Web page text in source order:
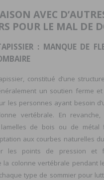
AVEC
POUR LE MAL DE
: MANQUE DE
constitué d’une
un soutien ferme
les personnes ayant besoin
vertébrale. En
de bois ou de métal
aux courbes naturelles
les points de pression et
la colonne vertébrale pendant
type de sommier pour